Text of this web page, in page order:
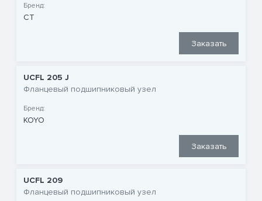
Бренд:
CT
Заказать
UCFL 205 J
Фланцевый подшипниковый узел
Бренд:
KOYO
Заказать
UCFL 209
Фланцевый подшипниковый узел